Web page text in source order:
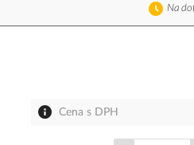
Na
Cena s DPH